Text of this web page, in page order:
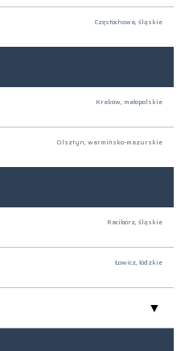
Częstochowa, śląskie
Kraków, małopolskie
Olsztyn, warmińsko-mazurskie
Racibórz, śląskie
Łowicz, łódzkie